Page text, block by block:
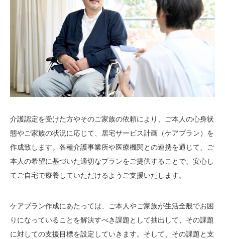
介護認定を受けた方やそのご家族の依頼により、ご本人の心身状
態やご家族の状況に応じて、居宅サービス計画（ケアプラン）を
作成致します。各種介護事業所や医療機関との連携を通じて、ご
本人の希望に基づいた適切なプランをご提供することで、 安心し
てご自宅で療養していただけるようご支援いたします。
ケアプラン作成にあたっては、ご本人やご家族が生活全般でお困
りになっていることを解決すべき課題として抽出して、その課題
に対しての支援目標を設定していきます。そして、その課題と支